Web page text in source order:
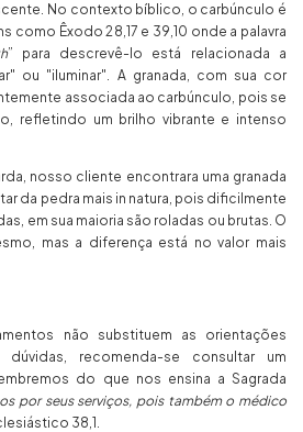
No contexto bíblico, o carbúnculo é
como Êxodo 28,17 e 39,10 onde a palavra
” para descrevê-lo está relacionada a
ou "iluminar". A granada, com sua cor
associada ao carbúnculo, pois se
refletindo um brilho vibrante e intenso
nosso cliente encontrara uma granada
da pedra mais in natura, pois dificilmente
em sua maioria são roladas ou brutas. O
mas a diferença está no valor mais
não substituem as orientações
recomenda-se consultar um
do que nos ensina a Sagrada
por seus serviços, pois também o médico
38,1.